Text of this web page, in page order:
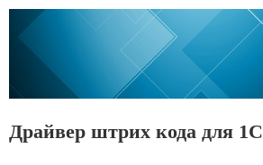
Драйвер штрих кода для 1С